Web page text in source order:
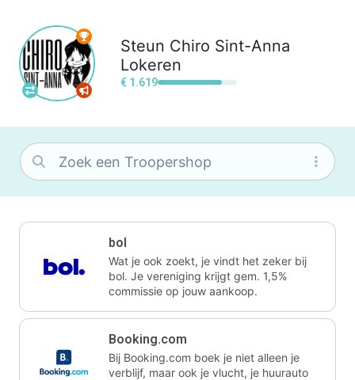
Steun Chiro Sint-Anna
Lokeren
€ 1.619
bol
Wat je ook zoekt, je vindt het zeker bij
bol. Je vereniging krijgt gem. 1,5%
commissie op jouw aankoop.
Booking.com
Bij Booking.com boek je niet alleen je
verblijf, maar ook je vlucht, je huurauto